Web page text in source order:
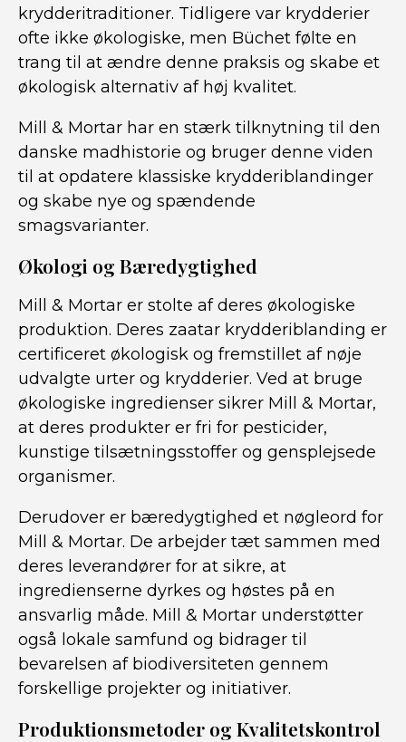
krydderitraditioner. Tidligere var krydderier
ofte ikke økologiske, men Büchet følte en
trang til at ændre denne praksis og skabe et
økologisk alternativ af høj kvalitet.
Mill & Mortar har en stærk tilknytning til den
danske madhistorie og bruger denne viden
til at opdatere klassiske krydderiblandinger
og skabe nye og spændende
smagsvarianter.
Økologi og Bæredygtighed
Mill & Mortar er stolte af deres økologiske
produktion. Deres zaatar krydderiblanding er
certificeret økologisk og fremstillet af nøje
udvalgte urter og krydderier. Ved at bruge
økologiske ingredienser sikrer Mill & Mortar,
at deres produkter er fri for pesticider,
kunstige tilsætningsstoffer og gensplejsede
organismer.
Derudover er bæredygtighed et nøgleord for
Mill & Mortar. De arbejder tæt sammen med
deres leverandører for at sikre, at
ingredienserne dyrkes og høstes på en
ansvarlig måde. Mill & Mortar understøtter
også lokale samfund og bidrager til
bevarelsen af biodiversiteten gennem
forskellige projekter og initiativer.
Produktionsmetoder og Kvalitetskontrol